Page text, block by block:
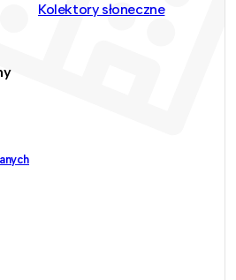
Kolektory słoneczne